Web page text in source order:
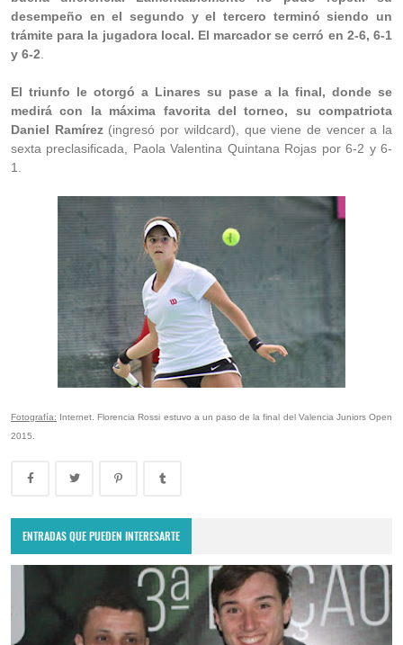
desempeño en el segundo y el tercero terminó siendo un
trámite para la jugadora local. El marcador se cerró en 2-6, 6-1
y 6-2
El triunfo le otorgó a Linares su pase a la final, donde se
medirá con la máxima favorita del torneo, su compatriota
Daniel Ramírez(ingresó por wildcard), que viene de vencer a la
sexta preclasificada, Paola Valentina Quintana Rojas por 6-2 y 6-
1.
Fotografía: Internet. Florencia Rossi estuvo a un paso de la final del Valencia Juniors Open
2015.
ENTRADAS QUE PUEDEN INTERESARTE